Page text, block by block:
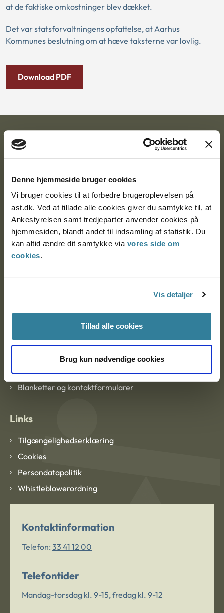
Denne hjemmeside bruger cookies
Vi bruger cookies til at forbedre brugeroplevelsen på
ast.dk. Ved at tillade alle cookies giver du samtykke til, at
Ankestyrelsen samt tredjeparter anvender cookies på
hjemmesiden, blandt andet til indsamling af statistik. Du
kan altid ændre dit samtykke via vores side om
cookies.
Vis detaljer
Tillad alle cookies
Brug kun nødvendige cookies
at de faktiske omkostninger blev dækket.
Det var statsforvaltningens opfattelse, at Aarhus
Kommunes beslutning om at hæve taksterne var lovlig.
Download PDF
Ankestyrelsen
Postadresse:
Nytorv 7, 2. sal
9000 Aalborg
Ankestyrelsen Aalborg
Ankestyrelsen København
CVR: 1007 4002
Om Ankestyrelsen
Om Ankestyrelsen
Blanketter og kontaktformularer
Links
Tilgængelighedserklæring
Cookies
Persondatapolitik
Whistleblowerordning
Kontaktinformation
Telefon: 33 41 12 00
Telefontider
Mandag-torsdag kl. 9-15, fredag kl. 9-12